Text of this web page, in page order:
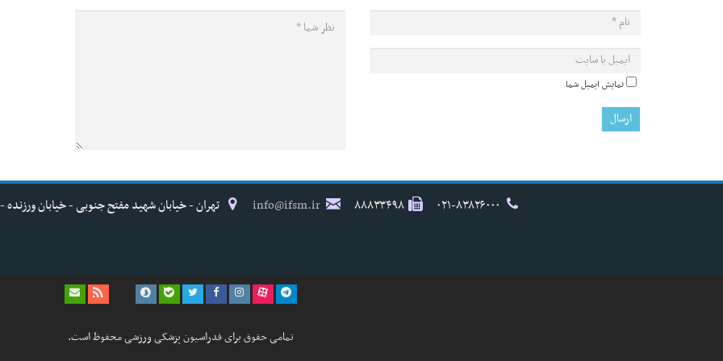
نمایش ایمیل شما
۸۸۸۳۳۴۹۸ info@ifsm.ir تهران - خیابان شهید مفتح جنوبی - خیابان ورزنده - پلاک ۱۷ - فدراسیون
تمامی حقوق برای فدراسیون پزشکی ورزشی محفوظ است.